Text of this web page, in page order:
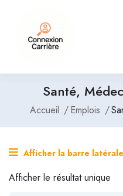
Santé,
Accueil Emplois
Afficher la barre latérale
Afficher le résultat unique